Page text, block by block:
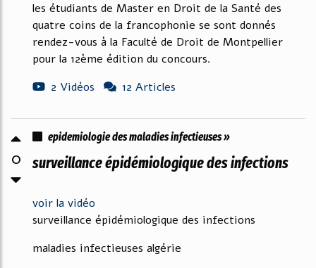
les étudiants de Master en Droit de la Santé des
quatre coins de la francophonie se sont donnés
rendez-vous à la Faculté de Droit de Montpellier
pour la 12ème édition du concours.
2 Vidéos
12 Articles
0
epidemiologie des maladies infectieuses »
surveillance épidémiologique des infections
voir la vidéo
surveillance épidémiologique des infections
maladies infectieuses algérie